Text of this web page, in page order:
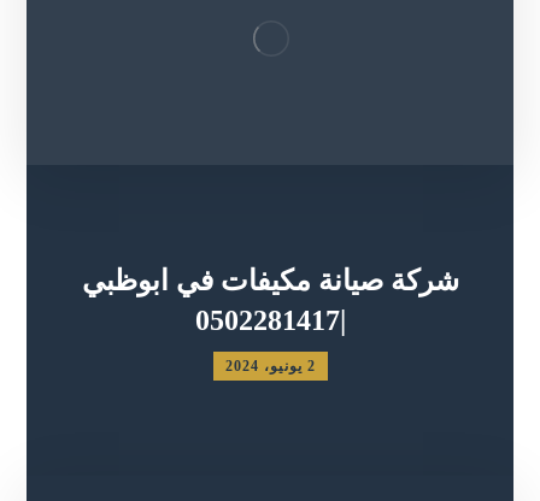
شركة صيانة مكيفات في ابوظبي
|0502281417
2 يونيو، 2024